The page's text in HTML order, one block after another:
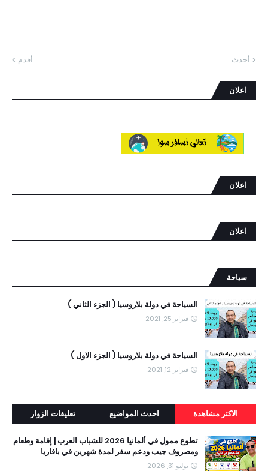
أحدث أقدم
اعلان
اعلان
اعلان
سياحة
السياحة في دولة بلاروسيا ( الجزء الثاني )
فبراير 25, 2021
السياحة في دولة بلاروسيا ( الجزء الاول )
فبراير 12, 2021
الاكثر مشاهدة احدث المواضيع تعليقات الزوار
تطوع ممول في ألمانيا 2026 للشباب العرب | إقامة وطعام
ومصروف جيب ودعم سفر لمدة شهرين في بافاريا
يوليو 31, 2026